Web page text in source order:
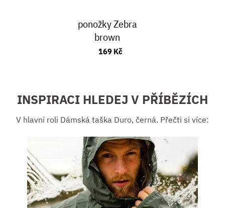
ponožky Zebra
brown
169 Kč
INSPIRACI HLEDEJ V PŘÍBĚZÍCH
V hlavní roli Dámská taška Duro, černá. Přečti si více: